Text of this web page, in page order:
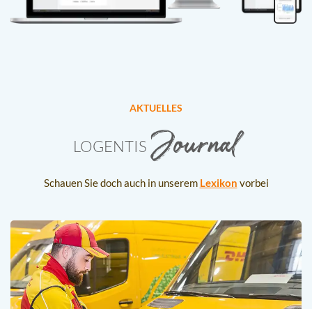
AKTUELLES
LOGENTIS Journal
Schauen Sie doch auch in unserem Lexikon vorbei